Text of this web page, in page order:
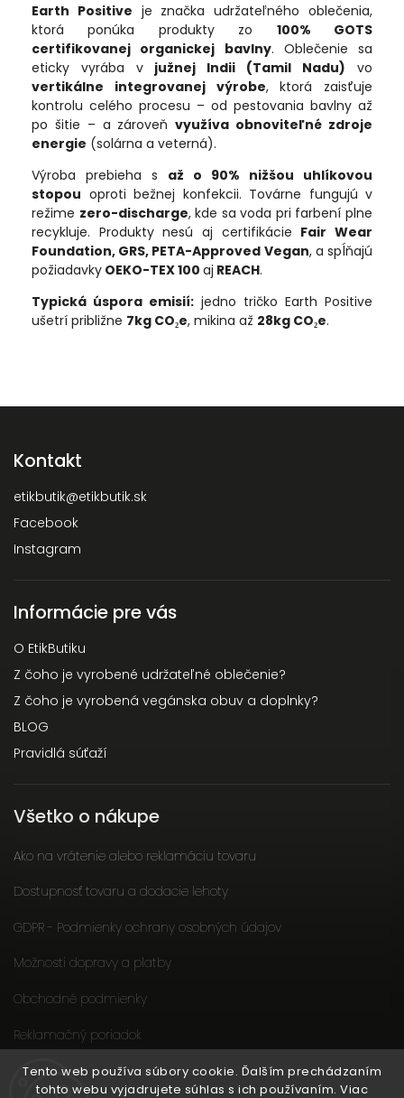
Tento web používa súbory cookie. Ďalším prechádzaním
tohto webu vyjadrujete súhlas s ich používaním. Viac
Earth Positive je značka udržateľného oblečenia,
ktorá ponúka produkty zo 100% GOTS
certifikovanej organickej bavlny. Oblečenie sa
eticky vyrába v južnej Indii (Tamil Nadu) vo
vertikálne integrovanej výrobe, ktorá zaisťuje
kontrolu celého procesu – od pestovania bavlny až
po šitie – a zároveňvyužíva obnoviteľné zdroje
energie (solárna a veterná).
Výroba prebieha s až o 90% nižšou uhlíkovou
stopou oproti bežnej konfekcii. Továrne fungujú v
režime zero-discharge, kde sa voda pri farbení plne
recykluje. Produkty nesú aj certifikácie Fair Wear
Foundation, GRS, PETA-Approved Vegan, a spĺňajú
požiadavky OEKO-TEX 100 aj REACH.
Typická úspora emisií: jedno tričko Earth Positive
ušetrí približne 7kg CO₂e, mikina až 28kg CO₂e.
Kontakt
etikbutik@etikbutik.sk
Facebook
Instagram
Informácie pre vás
O EtikButiku
Z čoho je vyrobené udržateľné oblečenie?
Z čoho je vyrobená vegánska obuv a doplnky?
BLOG
Pravidlá súťaží
Všetko o nákupe
Ako na vrátenie alebo reklamáciu tovaru
Dostupnosť tovaru a dodacie lehoty
GDPR - Podmienky ochrany osobných údajov
Možnosti dopravy a platby
Obchodné podmienky
Reklamačný poriadok
Slow fashion podporuje ženy